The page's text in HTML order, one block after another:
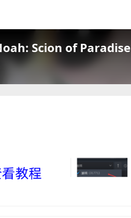
Scion of Paradise